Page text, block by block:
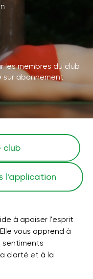
membres du club
abonnement
club
l'application
à apaiser l'esprit
vous apprend à
sentiments
clarté et à la